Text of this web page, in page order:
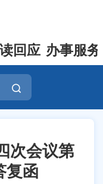
回应 办事服务
次会议第
复函